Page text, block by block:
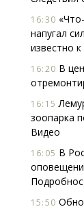
16:30
напугал
известно
16:20 В
16:15
зоопарка
Видео
16:05 В
15:50